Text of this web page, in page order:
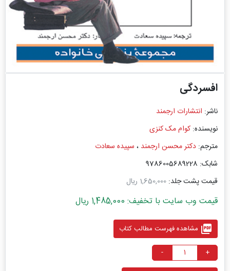
افسردگی
ناشر: انتشارات ارجمند
نویسنده: کوام مک کنزی
مترجم: دکتر محسن ارجمند ، سپیده سعادت
شابک: 9786005689228
قیمت پشت جلد: 1,650,000 ریال
قیمت وب سایت با تخفیف: 1,485,000 ریال
picture_as_pdf مشاهده فهرست مطالب کتاب
+
-